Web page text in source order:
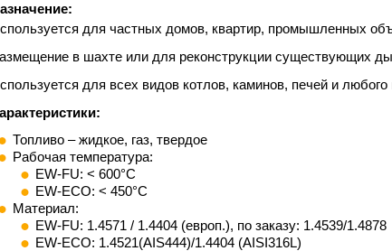
для частных домов, квартир, промышленных
в шахте или для реконструкции существующих
для всех видов котлов, каминов, печей и любого
Топливо – жидкое, газ, твердое
Рабочая температура:
EW-FU: < 600°C
EW-ECO: < 450°C
Материал:
EW-FU: 1.4571 / 1.4404 (европ.), по заказу: 1.4539/1.4878
EW-ECO: 1.4521(AIS444)/1.4404 (AISI316L)